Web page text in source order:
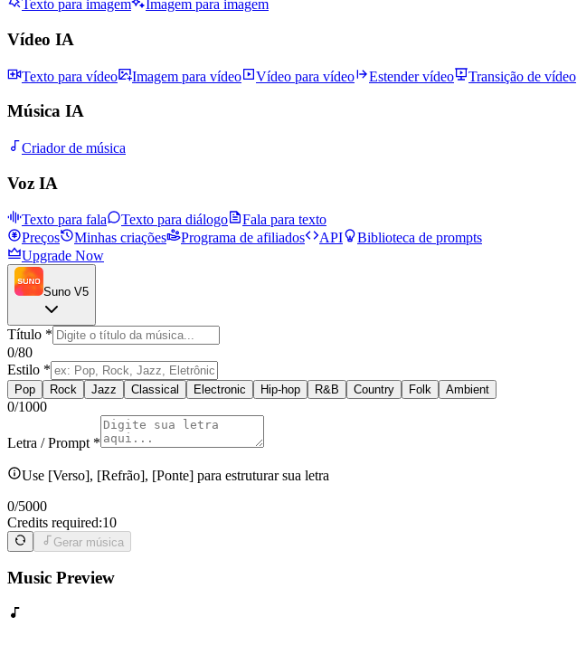
Texto para imagem Imagem para imagem
Vídeo IA
Texto para vídeo Imagem para vídeo Vídeo para vídeo Estender vídeo Transição de vídeo
Música IA
Criador de música
Voz IA
Texto para fala Texto para diálogo
Fala para texto
Preços
Minhas criações Programa de afiliados API
Biblioteca de prompts
Upgrade Now
Suno V5
Título *
0/80
Estilo *
Pop Rock Jazz Classical Electronic Hip-hop R&B Country Folk Ambient
0/1000
Letra / Prompt*
Use [Verso], [Refrão], [Ponte] para estruturar sua letra
0/5000
Credits required:10
Gerar música
Music Preview